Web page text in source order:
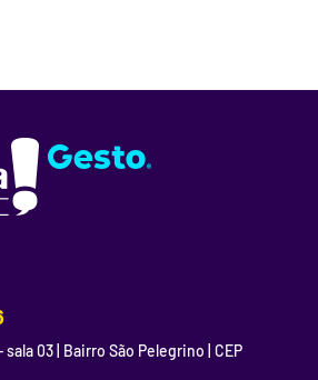
sala 03 | Bairro São Pelegrino | CEP